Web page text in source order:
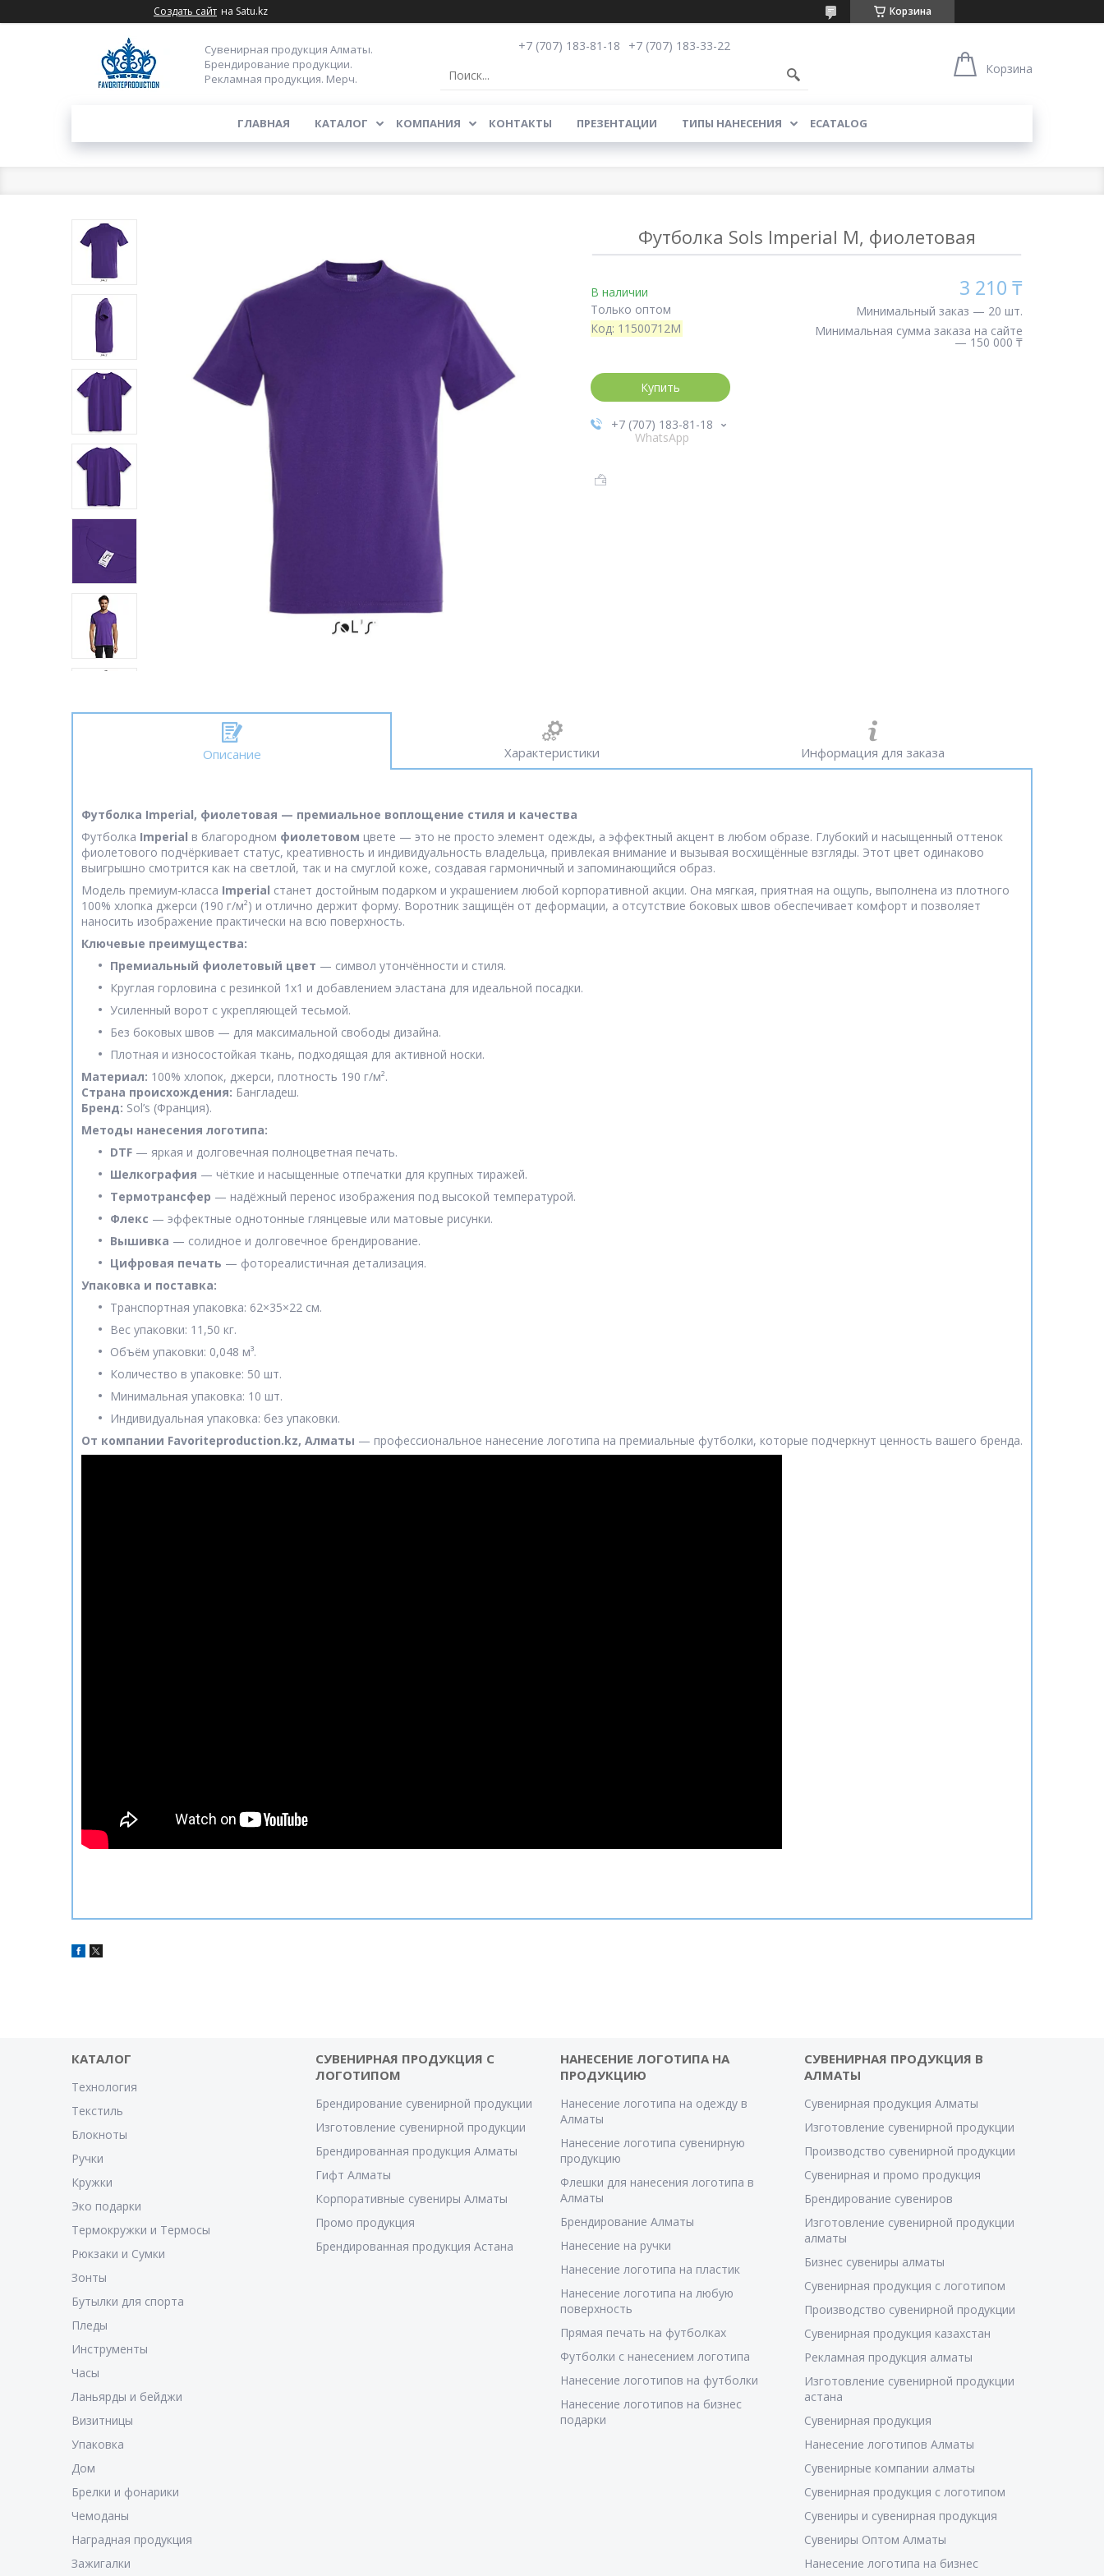
Создать сайт на Satu.kz Корзина
Сувенирная продукция Алматы.
Брендирование продукции.
Рекламная продукция. Мерч.
+7 (707) 183-81-18
+7 (707) 183-33-22
Корзина
ГЛАВНАЯ КАТАЛОГ КОМПАНИЯ КОНТАКТЫ ПРЕЗЕНТАЦИИ ТИПЫ НАНЕСЕНИЯ ECATALOG
Футболка Sols Imperial M, фиолетовая
В наличии
Только оптом
Код: 11500712M
3 210 ₸
Минимальный заказ — 20 шт.
Минимальная сумма заказа на сайте
— 150 000 ₸
Купить
+7 (707) 183-81-18
WhatsApp
Описание Характеристики Информация для заказа
Футболка Imperial, фиолетовая — премиальное воплощение стиля и качества
Футболка Imperial в благородном фиолетовом цвете — это не просто элемент одежды, а эффектный акцент в любом образе. Глубокий и насыщенный оттенок
фиолетового подчёркивает статус, креативность и индивидуальность владельца, привлекая внимание и вызывая восхищённые взгляды. Этот цвет одинаково
выигрышно смотрится как на светлой, так и на смуглой коже, создавая гармоничный и запоминающийся образ.
Модель премиум-класса Imperial станет достойным подарком и украшением любой корпоративной акции. Она мягкая, приятная на ощупь, выполнена из плотного
100% хлопка джерси (190 г/м²) и отлично держит форму. Воротник защищён от деформации, а отсутствие боковых швов обеспечивает комфорт и позволяет
наносить изображение практически на всю поверхность.
Ключевые преимущества:
Премиальный фиолетовый цвет — символ утончённости и стиля.
Круглая горловина с резинкой 1x1 и добавлением эластана для идеальной посадки.
Усиленный ворот с укрепляющей тесьмой.
Без боковых швов — для максимальной свободы дизайна.
Плотная и износостойкая ткань, подходящая для активной носки.
Материал: 100% хлопок, джерси, плотность 190 г/м².
Страна происхождения: Бангладеш.
Бренд: Sol’s (Франция).
Методы нанесения логотипа:
DTF — яркая и долговечная полноцветная печать.
Шелкография — чёткие и насыщенные отпечатки для крупных тиражей.
Термотрансфер — надёжный перенос изображения под высокой температурой.
Флекс — эффектные однотонные глянцевые или матовые рисунки.
Вышивка — солидное и долговечное брендирование.
Цифровая печать — фотореалистичная детализация.
Упаковка и поставка:
Транспортная упаковка: 62×35×22 см.
Вес упаковки: 11,50 кг.
Объём упаковки: 0,048 м³.
Количество в упаковке: 50 шт.
Минимальная упаковка: 10 шт.
Индивидуальная упаковка: без упаковки.
От компании Favoriteproduction.kz, Алматы — профессиональное нанесение логотипа на премиальные футболки, которые подчеркнут ценность вашего бренда.
КАТАЛОГ
Технология
Текстиль
Блокноты
Ручки
Кружки
Эко подарки
Термокружки и Термосы
Рюкзаки и Сумки
Зонты
Бутылки для спорта
Пледы
Инструменты
Часы
Ланьярды и бейджи
Визитницы
Упаковка
Дом
Брелки и фонарики
Чемоданы
Наградная продукция
Зажигалки
СУВЕНИРНАЯ ПРОДУКЦИЯ С
ЛОГОТИПОМ
Брендирование сувенирной продукции
Изготовление сувенирной продукции
Брендированная продукция Алматы
Гифт Алматы
Корпоративные сувениры Алматы
Промо продукция
Брендированная продукция Астана
НАНЕСЕНИЕ ЛОГОТИПА НА
ПРОДУКЦИЮ
Нанесение логотипа на одежду в
Алматы
Нанесение логотипа сувенирную
продукцию
Флешки для нанесения логотипа в
Алматы
Брендирование Алматы
Нанесение на ручки
Нанесение логотипа на пластик
Нанесение логотипа на любую
поверхность
Прямая печать на футболках
Футболки с нанесением логотипа
Нанесение логотипов на футболки
Нанесение логотипов на бизнес
подарки
СУВЕНИРНАЯ ПРОДУКЦИЯ В
АЛМАТЫ
Сувенирная продукция Алматы
Изготовление сувенирной продукции
Производство сувенирной продукции
Сувенирная и промо продукция
Брендирование сувениров
Изготовление сувенирной продукции
алматы
Бизнес сувениры алматы
Сувенирная продукция с логотипом
Производство сувенирной продукции
Сувенирная продукция казахстан
Рекламная продукция алматы
Изготовление сувенирной продукции
астана
Сувенирная продукция
Нанесение логотипов Алматы
Сувенирные компании алматы
Сувенирная продукция с логотипом
Сувениры и сувенирная продукция
Сувениры Оптом Алматы
Нанесение логотипа на бизнес